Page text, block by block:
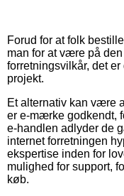
Forud for at folk
man for at være på
forretningsvilkår, det
projekt.
Et alternativ kan være
er e-mærke godkendt,
e-handlen adlyder de
internet forretningen
ekspertise inden for
mulighed for support,
køb.